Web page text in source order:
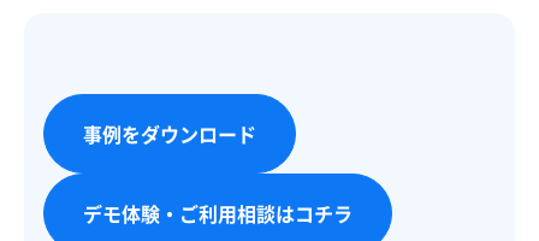
事例をダウンロード
事例をダウンロード
デモ体験・ご利用相談はコチラ
デモ体験・ご利用相談はコチラ